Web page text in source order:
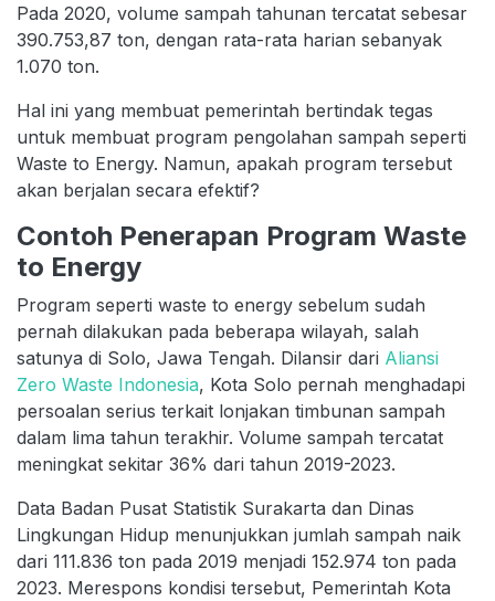
Pada 2020, volume sampah tahunan tercatat sebesar
390.753,87 ton, dengan rata-rata harian sebanyak
1.070 ton.
Hal ini yang membuat pemerintah bertindak tegas
untuk membuat program pengolahan sampah seperti
Waste to Energy. Namun, apakah program tersebut
akan berjalan secara efektif?
Contoh Penerapan Program Waste
to Energy
Program seperti waste to energy sebelum sudah
pernah dilakukan pada beberapa wilayah, salah
satunya di Solo, Jawa Tengah. Dilansir dari Aliansi
Zero Waste Indonesia, Kota Solo pernah menghadapi
persoalan serius terkait lonjakan timbunan sampah
dalam lima tahun terakhir. Volume sampah tercatat
meningkat sekitar 36% dari tahun 2019-2023.
Data Badan Pusat Statistik Surakarta dan Dinas
Lingkungan Hidup menunjukkan jumlah sampah naik
dari 111.836 ton pada 2019 menjadi 152.974 ton pada
2023. Merespons kondisi tersebut, Pemerintah Kota